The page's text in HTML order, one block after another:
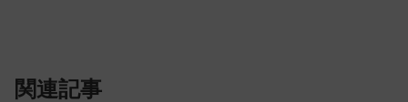
関連記事